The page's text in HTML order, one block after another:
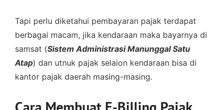
Tapi perlu diketahui pembayaran pajak terdapat
berbagai macam, jika kendaraan maka bayarnya di
samsat (Sistem Administrasi Manunggal Satu
Atap) dan utnuk pajak selaion kendaraan bisa di
kantor pajak daerah masing-masing.